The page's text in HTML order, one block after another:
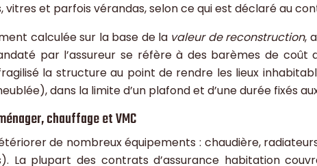
vitres et parfois vérandas, selon ce qui est déclaré au
calculée sur la base de la valeur de reconstruction,
par l’assureur se réfère à des barèmes de
la structure au point de rendre les lieux
dans la limite d’un plafond et d’une durée fixés
chauffage et VMC
de nombreux équipements : chaudière,
La plupart des contrats d’assurance habitation